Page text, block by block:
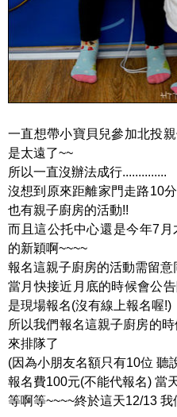
一直想帶小寶貝兒參加北投
是太遠了~~
所以一直沒辦法成行..............
沒想到原來距離家門走路10
也有親子廚房的活動!!
而且這公托中心還是今年7
的新穎啊~~~~
報名這親子廚房的活動需留
當月快接近月底的時候會公
是現場報名(沒有線上報名喔!)
所以我們報名這親子廚房的
來排隊了
(因為小朋友名額只有10位 聽
報名費100元(不能代報名) 當
等啊等~~~~終於這天12/13